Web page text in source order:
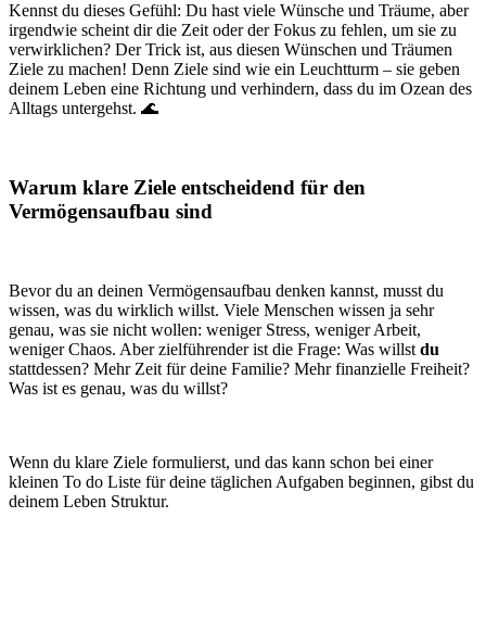
Kennst du dieses Gefühl: Du hast viele Wünsche und Träume, aber
irgendwie scheint dir die Zeit oder der Fokus zu fehlen, um sie zu
verwirklichen? Der Trick ist, aus diesen Wünschen und Träumen
Ziele zu machen! Denn Ziele sind wie ein Leuchtturm – sie geben
deinem Leben eine Richtung und verhindern, dass du im Ozean des
Alltags untergehst. 🌊
Warum klare Ziele entscheidend für den
Vermögensaufbau sind
Bevor du an deinen Vermögensaufbau denken kannst, musst du
wissen, was du wirklich willst. Viele Menschen wissen ja sehr
genau, was sie nicht wollen: weniger Stress, weniger Arbeit,
weniger Chaos. Aber zielführender ist die Frage: Was willst du
stattdessen? Mehr Zeit für deine Familie? Mehr finanzielle Freiheit?
Was ist es genau, was du willst?
Wenn du klare Ziele formulierst, und das kann schon bei einer
kleinen To do Liste für deine täglichen Aufgaben beginnen, gibst du
deinem Leben Struktur.